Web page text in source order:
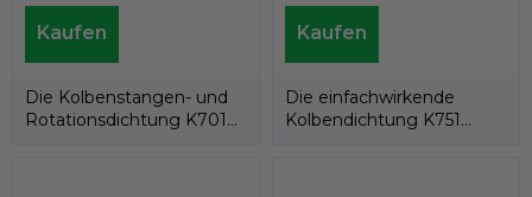
Die Kolbenstangen- und
Rotationsdichtung K701
Die einfachwirkende
Kolbendichtung K751